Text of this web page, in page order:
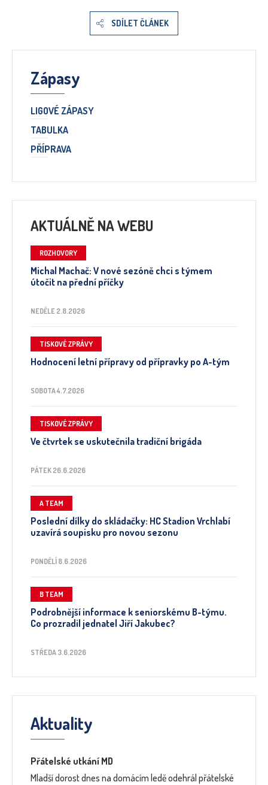
SDÍLET ČLÁNEK
Zápasy
LIGOVÉ ZÁPASY
TABULKA
PŘÍPRAVA
AKTUÁLNĚ NA WEBU
ROZHOVORY
Michal Machač: V nové sezóně chci s týmem
útočit na přední příčky
NEDĚLE 2.8.2026
TISKOVÉ ZPRÁVY
Hodnocení letní přípravy od přípravky po A-tým
SOBOTA 4.7.2026
TISKOVÉ ZPRÁVY
Ve čtvrtek se uskutečnila tradiční brigáda
PÁTEK 26.6.2026
A TEAM
Poslední dílky do skládačky: HC Stadion Vrchlabí
uzavírá soupisku pro novou sezonu
PONDĚLÍ 8.6.2026
B TEAM
Podrobnější informace k seniorskému B-týmu.
Co prozradil jednatel Jiří Jakubec?
STŘEDA 3.6.2026
Aktuality
Přátelské utkání MD
Mladší dorost dnes na domácím ledě odehrál přátelské